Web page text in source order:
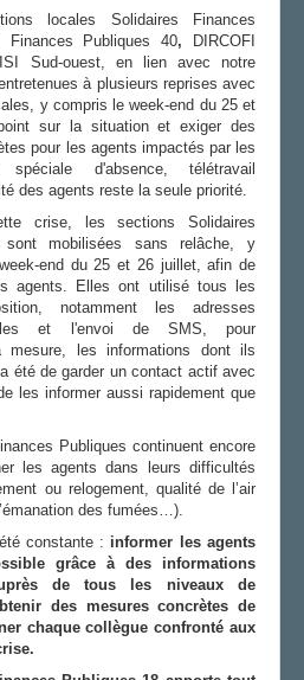
locales Solidaires Finances
Finances Publiques 40, DIRCOFI
Sud-ouest, en lien avec notre
à plusieurs reprises avec
y compris le week-end du 25 et
sur la situation et exiger des
pour les agents impactés par les
spéciale d'absence, télétravail
des agents reste la seule priorité.
crise, les sections Solidaires
sont mobilisées sans relâche, y
end du 25 et 26 juillet, afin de
agents. Elles ont utilisé tous les
notamment les adresses
et l'envoi de SMS, pour
les informations dont ils
été de garder un contact actif avec
les informer aussi rapidement que
Publiques continuent encore
les agents dans leurs difficultés
ou relogement, qualité de l’air
des fumées…).
constante : informer
les agents
grâce à des informations
de tous les niveaux de
des mesures concrètes de
chaque collègue confronté aux